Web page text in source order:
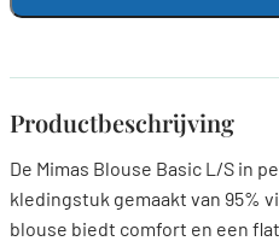
Productbeschrijving
De Mimas Blouse Basic L/S in
kledingstuk gemaakt van 95%
blouse biedt comfort en een